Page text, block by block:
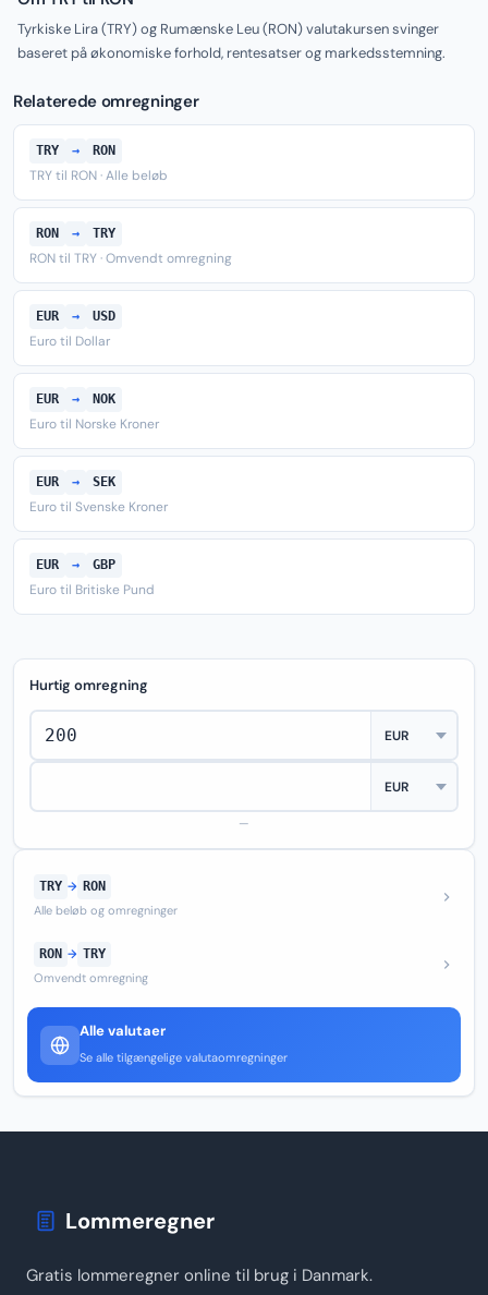
Tyrkiske Lira (TRY) og Rumænske Leu (RON) valutakursen svinger
baseret på økonomiske forhold, rentesatser og markedsstemning.
Relaterede omregninger
TRY → RON
TRY til RON · Alle beløb
RON → TRY
RON til TRY · Omvendt omregning
EUR → USD
Euro til Dollar
EUR → NOK
Euro til Norske Kroner
EUR → SEK
Euro til Svenske Kroner
EUR → GBP
Euro til Britiske Pund
Hurtig omregning
—
TRY → RON
Alle beløb og omregninger
RON → TRY
Omvendt omregning
Alle valutaer
Se alle tilgængelige valutaomregninger
Lommeregner
Gratis lommeregner online til brug i Danmark.